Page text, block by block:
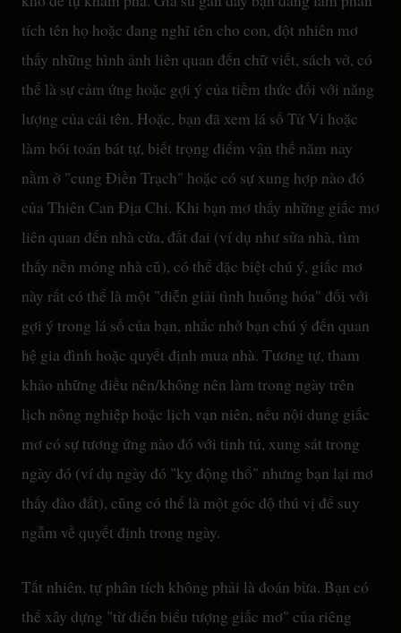
tích tên họ hoặc đang nghĩ tên cho con, đột nhiên mơ
thấy những hình ảnh liên quan đến chữ viết, sách vở, có
thể là sự cảm ứng hoặc gợi ý của tiềm thức đối với năng
lượng của cái tên. Hoặc, bạn đã xem lá số Tử Vi hoặc
làm bói toán bát tự, biết trọng điểm vận thế năm nay
nằm ở "cung Điền Trạch" hoặc có sự xung hợp nào đó
của Thiên Can Địa Chi. Khi bạn mơ thấy những giấc mơ
liên quan đến nhà cửa, đất đai (ví dụ như sửa nhà, tìm
thấy nền móng nhà cũ), có thể đặc biệt chú ý, giấc mơ
này rất có thể là một "diễn giải tình huống hóa" đối với
gợi ý trong lá số của bạn, nhắc nhở bạn chú ý đến quan
hệ gia đình hoặc quyết định mua nhà. Tương tự, tham
khảo những điều nên/không nên làm trong ngày trên
lịch nông nghiệp hoặc lịch vạn niên, nếu nội dung giấc
mơ có sự tương ứng nào đó với tinh tú, xung sát trong
ngày đó (ví dụ ngày đó "kỵ động thổ" nhưng bạn lại mơ
thấy đào đất), cũng có thể là một góc độ thú vị để suy
ngẫm về quyết định trong ngày.
Tất nhiên, tự phân tích không phải là đoán bừa. Bạn có
thể xây dựng "từ điển biểu tượng giấc mơ" của riêng